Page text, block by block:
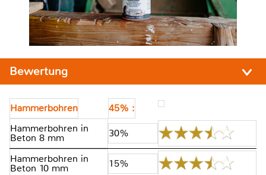
Bewertung
Hammerbohren
45% :
Hammerbohren in
Beton 8 mm 30%
Hammerbohren in
Beton 10 mm 15%